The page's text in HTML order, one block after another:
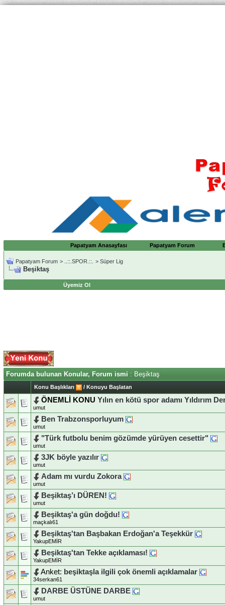
Papatyam Anasayfası Papatyam Forum
Papatyam Forum > ..::.SPOR.::. > Süper Lig
Beşiktaş
Üyemiz Ol
Forumda bulunan Konular, Forum ismi : Beşiktaş
Konu Başlıkları / Konuyu Başlatan
ÖNEMLİ KONU Yılın en kötü spor adamı Yıldırım
umut
Ben Trabzonsporluyum
umut
"Türk futbolu benim gözümde yürüyen cesettir"
umut
3JK böyle yazılır
umut
Adam mı vurdu Zokora
umut
Beşiktaş’ı DÜREN!
umut
Beşiktaş'a gün doğdu!
maçkalı61
Beşiktaş'tan Başbakan Erdoğan'a Teşekkür
YakupEMİR
Beşiktaş'tan Tekke açıklaması!
YakupEMİR
Anket: beşiktaşla ilgili çok önemli açıklamalar
34serkan61
DARBE ÜSTÜNE DARBE
umut